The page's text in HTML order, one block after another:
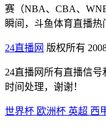
赛（NBA、CBA、
瞬间，斗鱼体育直播热
24直播网 版权所有
24直播网所有直播信
时间处理，谢谢！
世界杯 欧洲杯 英超 西